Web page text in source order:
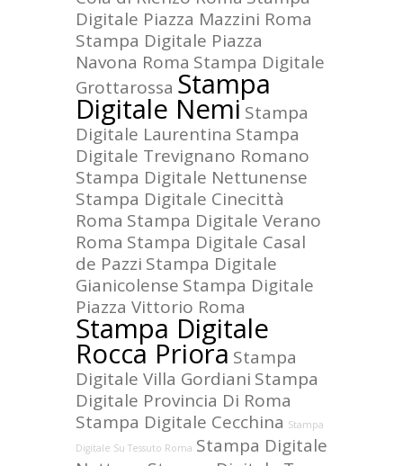
Digitale Piazza Mazzini Roma
Stampa Digitale Piazza
Navona Roma Stampa Digitale
Grottarossa Stampa
Digitale Nemi Stampa
Digitale Laurentina Stampa
Digitale Trevignano Romano
Stampa Digitale Nettunense
Stampa Digitale Cinecittà
Roma Stampa Digitale Verano
Roma Stampa Digitale Casal
de Pazzi Stampa Digitale
Gianicolense Stampa Digitale
Piazza Vittorio Roma
Stampa Digitale
Rocca Priora Stampa
Digitale Villa Gordiani Stampa
Digitale Provincia Di Roma
Stampa Digitale Cecchina Stampa
Digitale Su Tessuto Roma Stampa Digitale